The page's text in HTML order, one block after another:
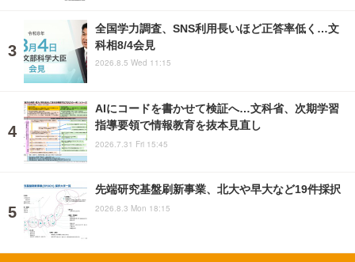
全国学力調査、SNS利用長いほど正答率低く…文
科相8/4会見
2026.8.5 Wed 11:15
AIにコードを書かせて検証へ…文科省、次期学習
指導要領で情報教育を抜本見直し
2026.7.31 Fri 15:45
先端研究基盤刷新事業、北大や早大など19件採択
2026.8.3 Mon 18:15